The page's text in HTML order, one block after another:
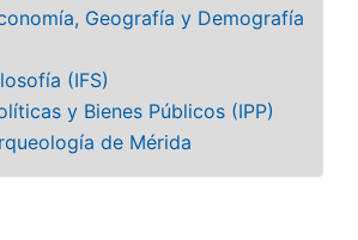
Geografía y Demografía
(IFS)
y Bienes Públicos (IPP)
de Mérida